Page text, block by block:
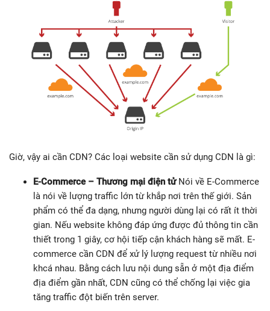
Giờ, vậy ai cần CDN? Các loại website cần sử dụng CDN là gì:
E-Commerce – Thương mại điện tửNói về E-Commerce
là nói về lượng traffic lớn từ khắp nơi trên thế giới. Sản
phẩm có thể đa dạng, nhưng người dùng lại có rất ít thời
gian. Nếu website không đáp ứng được đủ thông tin cần
thiết trong 1 giây, cơ hội tiếp cận khách hàng sẽ mất. E-
commerce cần CDN để xử lý lượng request từ nhiều nơi
khcá nhau. Bằng cách lưu nội dung sẵn ở một địa điểm
địa điểm gần nhất, CDN cũng có thể chống lại việc gia
tăng traffic đột biến trên server.